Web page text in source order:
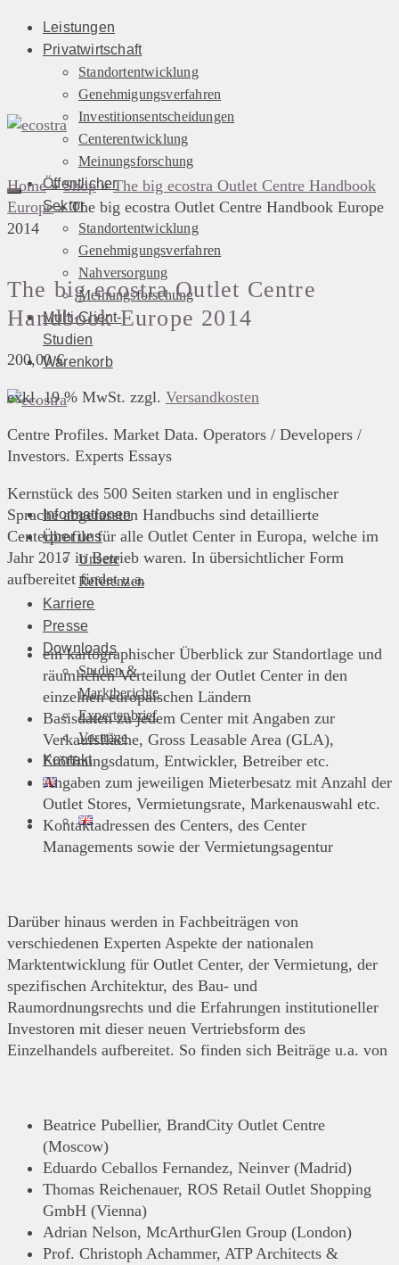
Leistungen
Privatwirtschaft
Standortentwicklung
Genehmigungsverfahren
Investitionsentscheidungen
Centerentwicklung
Meinungsforschung
Öffentlicher
Sektor
Standortentwicklung
Genehmigungsverfahren
Nahversorgung
Meinungsforschung
Multi-Client-
Studien
Warenkorb
Informationen
Über uns
Unsere
Referenzen
Karriere
Presse
Downloads
Studien &
Marktberichte
Expertenbrief
Vorträge
Kontakt
Home » Shop » The big ecostra Outlet Centre Handbook
Europe » The big ecostra Outlet Centre Handbook Europe
2014
The big ecostra Outlet Centre
Handbook Europe 2014
200,00€
exkl. 19 % MwSt. zzgl. Versandkosten
Centre Profiles. Market Data. Operators / Developers /
Investors. Experts Essays
Kernstück des 500 Seiten starken und in englischer
Sprache abgefassten Handbuchs sind detaillierte
Centerprofile für alle Outlet Center in Europa, welche im
Jahr 2017 in Betrieb waren. In übersichtlicher Form
aufbereitet findet u.a.
ein kartographischer Überblick zur Standortlage und
räumlichen Verteilung der Outlet Center in den
einzelnen europäischen Ländern
Basisdaten zu jedem Center mit Angaben zur
Verkaufsfläche, Gross Leasable Area (GLA),
Eröffnungsdatum, Entwickler, Betreiber etc.
Angaben zum jeweiligen Mieterbesatz mit Anzahl der
Outlet Stores, Vermietungsrate, Markenauswahl etc.
Kontaktadressen des Centers, des Center
Managements sowie der Vermietungsagentur
Darüber hinaus werden in Fachbeiträgen von
verschiedenen Experten Aspekte der nationalen
Marktentwicklung für Outlet Center, der Vermietung, der
spezifischen Architektur, des Bau- und
Raumordnungsrechts und die Erfahrungen institutioneller
Investoren mit dieser neuen Vertriebsform des
Einzelhandels aufbereitet. So finden sich Beiträge u.a. von
Beatrice Pubellier, BrandCity Outlet Centre
(Moscow)
Eduardo Ceballos Fernandez, Neinver (Madrid)
Thomas Reichenauer, ROS Retail Outlet Shopping
GmbH (Vienna)
Adrian Nelson, McArthurGlen Group (London)
Prof. Christoph Achammer, ATP Architects &